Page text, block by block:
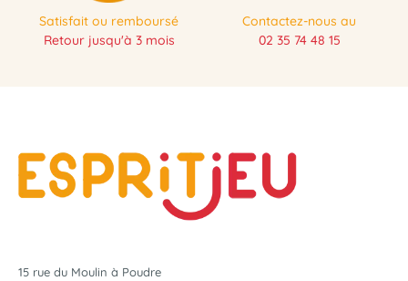
Satisfait ou remboursé
Retour jusqu'à 3 mois
Contactez-nous au
02 35 74 48 15
15 rue du Moulin à Poudre